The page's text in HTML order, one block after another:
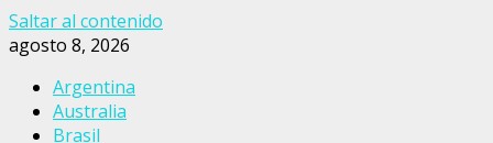
Saltar al contenido
agosto 8, 2026
Argentina
Australia
Brasil